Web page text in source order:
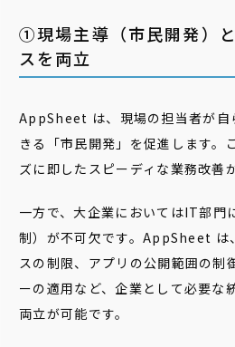
①現場主導（市民開発）
スを両立
AppSheet は、現場の担当者が自
きる「市民開発」を促進します。
ズに即したスピーディな業務改善
一方で、大企業においてはIT部門
制）が不可欠です。AppSheet は
スの制限、アプリの公開範囲の制
ーの適用など、企業として必要な
両立が可能です。